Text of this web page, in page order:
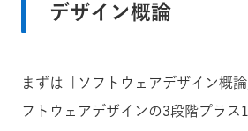
デザイン概論
まずは「ソフトウェアデザイン概
フトウェアデザインの3段階プラス